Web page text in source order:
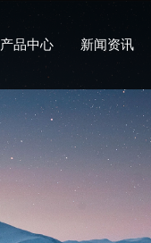
产品中心 新闻资讯